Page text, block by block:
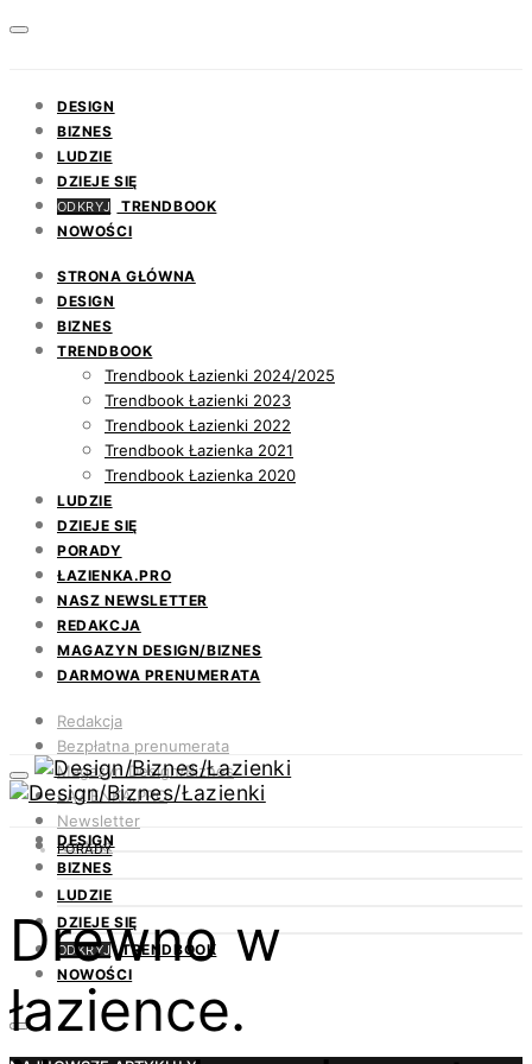
DESIGN
BIZNES
LUDZIE
DZIEJE SIĘ
ODKRYJ
TRENDBOOK
NOWOŚCI
STRONA GŁÓWNA
DESIGN
BIZNES
TRENDBOOK
Trendbook Łazienki 2024/2025
Trendbook Łazienki 2023
Trendbook Łazienki 2022
Trendbook Łazienka 2021
Trendbook Łazienka 2020
LUDZIE
DZIEJE SIĘ
PORADY
ŁAZIENKA.PRO
NASZ NEWSLETTER
REDAKCJA
MAGAZYN DESIGN/BIZNES
DARMOWA PRENUMERATA
Redakcja
Bezpłatna prenumerata
Magazyn Design/Biznes
ŁAZIENKA.PRO
Newsletter
Kontakt
DESIGN
BIZNES
LUDZIE
DZIEJE SIĘ
ODKRYJ TRENDBOOK
NOWOŚCI
PORADY
Drewno w
łazience.